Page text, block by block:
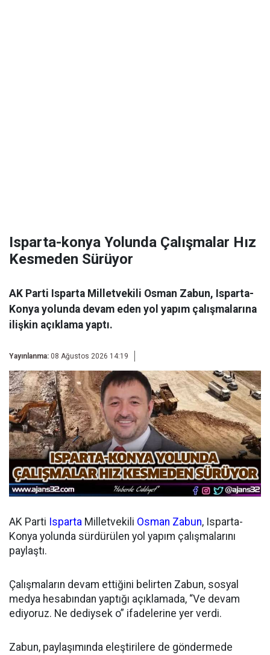
Isparta-konya Yolunda Çalışmalar Hız
Kesmeden Sürüyor
AK Parti Isparta Milletvekili Osman Zabun, Isparta-
Konya yolunda devam eden yol yapım çalışmalarına
ilişkin açıklama yaptı.
Yayınlanma: 08 Ağustos 2026 14:19
AK Parti Isparta Milletvekili Osman Zabun, Isparta-
Konya yolunda sürdürülen yol yapım çalışmalarını
paylaştı.
Çalışmaların devam ettiğini belirten Zabun, sosyal
medya hesabından yaptığı açıklamada, “Ve devam
ediyoruz. Ne dediysek o” ifadelerine yer verdi.
Zabun, paylaşımında eleştirilere de göndermede